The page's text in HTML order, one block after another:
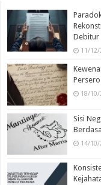
Debitur
11/12/
18/10/
Sisi
14/10/